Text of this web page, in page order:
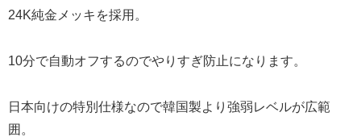
24K純金メッキを採用。
10分で自動オフするのでやりすぎ防止になります。
日本向けの特別仕様なので韓国製より強弱レベルが広範
囲。